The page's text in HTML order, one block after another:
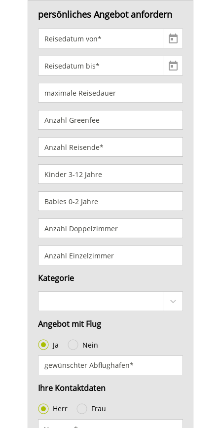
persönliches Angebot anfordern
Kategorie
Angebot mit Flug
Ja Nein
Ihre Kontaktdaten
Herr Frau